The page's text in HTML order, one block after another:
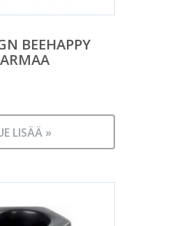
BEEHAPPY
LISÄÄ »